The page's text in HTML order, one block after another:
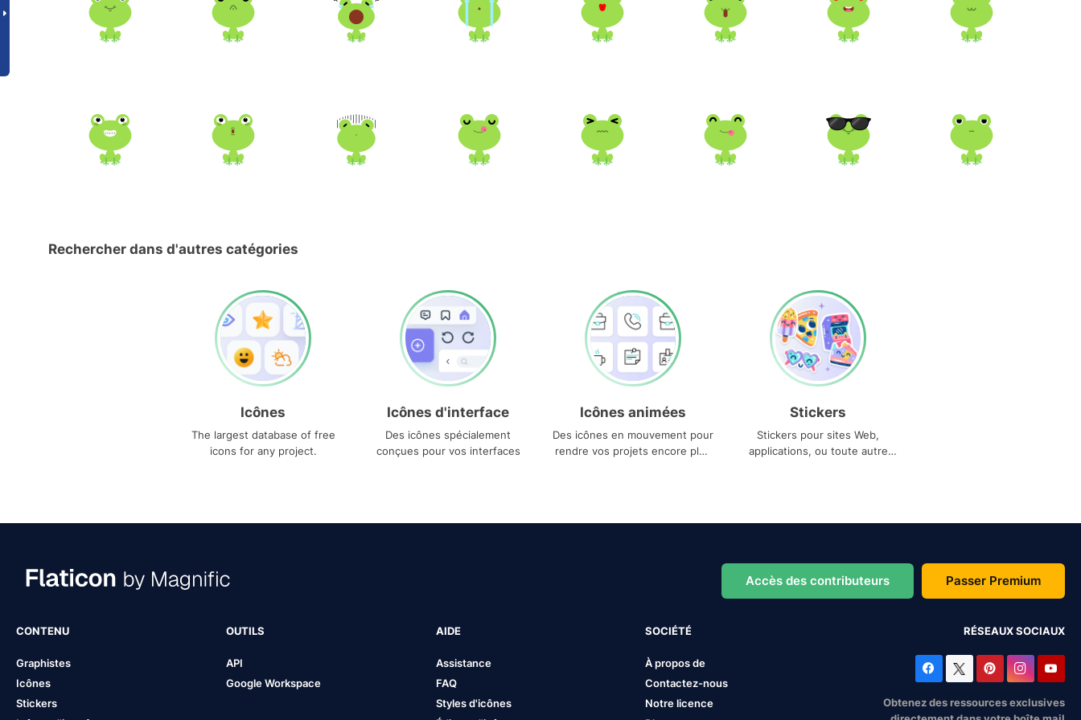
Rechercher dans d'autres catégories
Icônes
The largest database of free
icons for any project.
Icônes d'interface
Des icônes spécialement
conçues pour vos interfaces
Icônes animées
Des icônes en mouvement pour
rendre vos projets encore plus
Stickers
Stickers pour sites Web,
applications, ou toute autre
Accès des contributeurs Passer Premium
CONTENU
Graphistes
Icônes
Stickers
OUTILS
API
Google Workspace
AIDE
Assistance
FAQ
Styles d'icônes
SOCIÉTÉ
À propos de
Contactez-nous
Notre licence
RÉSEAUX SOCIAUX
Obtenez des ressources exclusives